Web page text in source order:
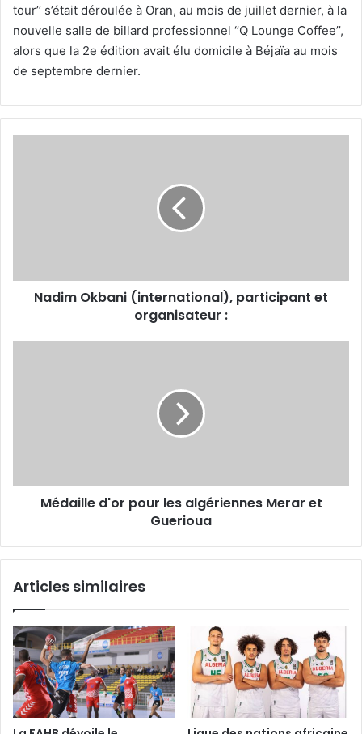
tour’’ s’était déroulée à Oran, au mois de juillet dernier, à la
nouvelle salle de billard professionnel ‘’Q Lounge Coffee’’,
alors que la 2e édition avait élu domicile à Béjaïa au mois
de septembre dernier.
Nadim Okbani (international), participant et
organisateur :
Médaille d'or pour les algériennes Merar et
Guerioua
Articles similaires